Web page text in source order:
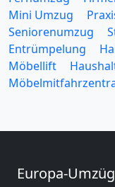
Mini Umzug
Seniorenumzug
Entrümpelung
Möbellift
Europa-